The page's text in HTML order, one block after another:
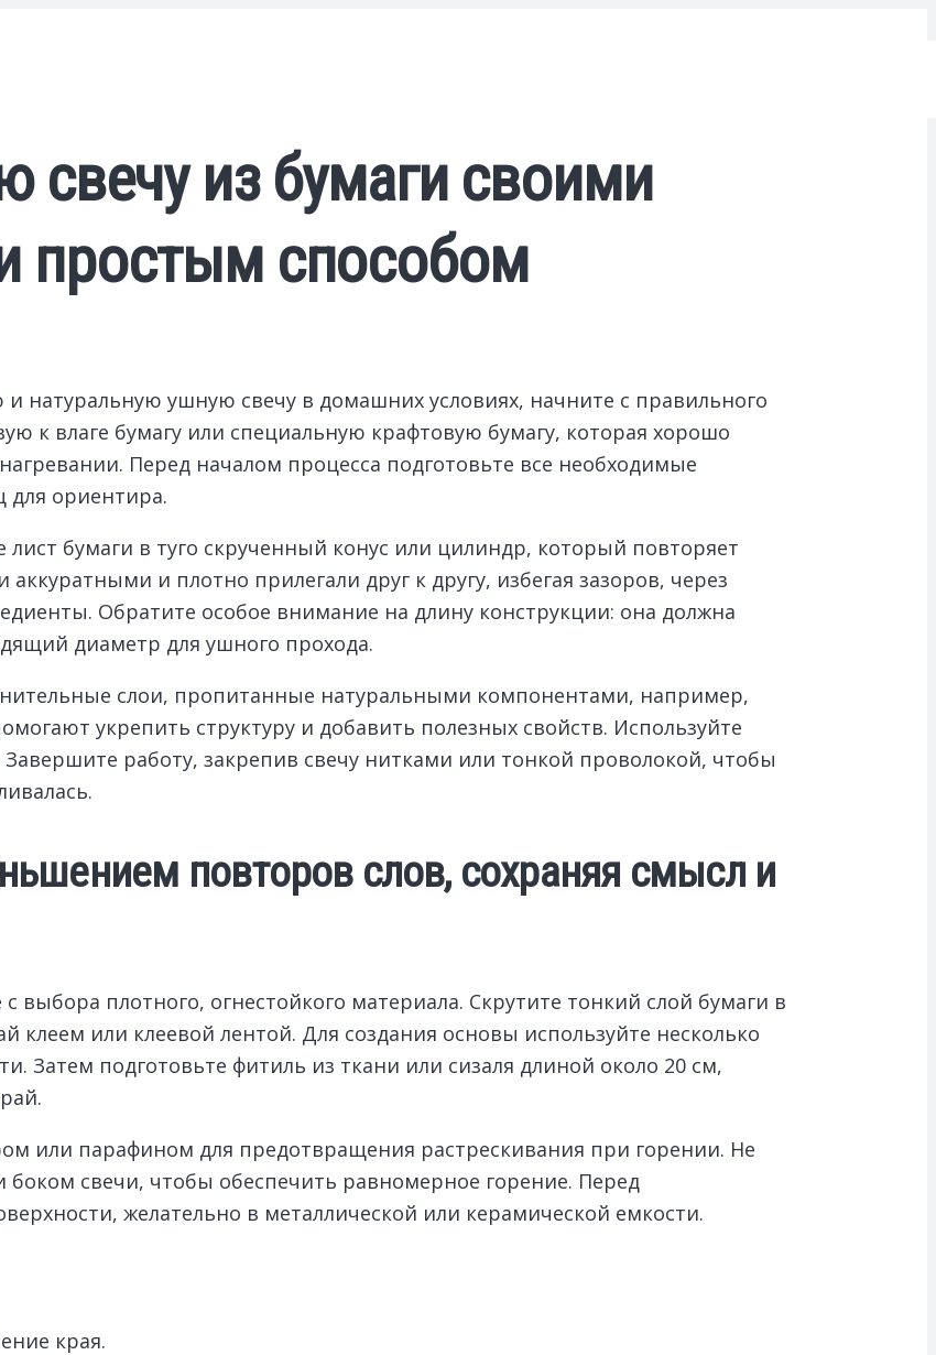
свечу из бумаги своими
простым способом
натуральную ушную свечу в домашних условиях, начните с правильного
к влаге бумагу или специальную крафтовую бумагу, которая хорошо
Перед началом процесса подготовьте все необходимые
для ориентира.
лист бумаги в туго скрученный конус или цилиндр, который повторяет
и плотно прилегали друг к другу, избегая зазоров, через
Обратите особое внимание на длину конструкции: она должна
диаметр для ушного прохода.
слои, пропитанные натуральными компонентами, например,
укрепить структуру и добавить полезных свойств. Используйте
работу, закрепив свечу нитками или тонкой проволокой, чтобы
повторов слов, сохраняя смысл и
плотного, огнестойкого материала. Скрутите тонкий слой бумаги в
клеем или клеевой лентой. Для создания основы используйте несколько
Затем подготовьте фитиль из ткани или сизаля длиной около 20 см,
или парафином для предотвращения растрескивания при горении. Не
боком свечи, чтобы обеспечить равномерное горение. Перед
желательно в металлической или керамической емкости.
края.